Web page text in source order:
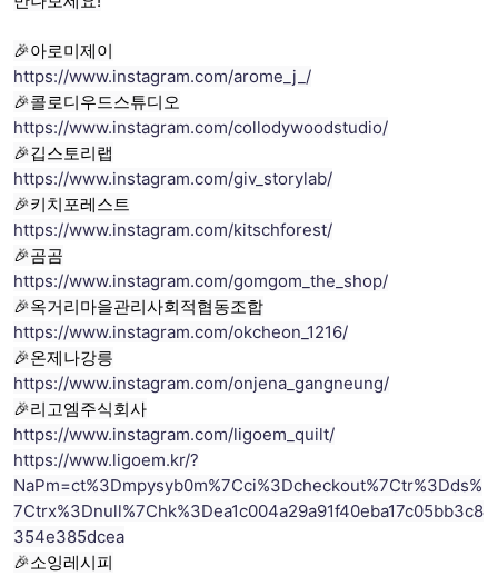
🎉아로미제이
https://www.instagram.com/arome_j_/
🎉콜로디우드스튜디오
https://www.instagram.com/collodywoodstudio/
🎉깁스토리랩
https://www.instagram.com/giv_storylab/
🎉키치포레스트
https://www.instagram.com/kitschforest/
🎉곰곰
https://www.instagram.com/gomgom_the_shop/
🎉옥거리마을관리사회적협동조합
https://www.instagram.com/okcheon_1216/
🎉온제나강릉
https://www.instagram.com/onjena_gangneung/
🎉리고엠주식회사
https://www.instagram.com/ligoem_quilt/
https://www.ligoem.kr/?
NaPm=ct%3Dmpysyb0m%7Cci%3Dcheckout%7Ctr%3Dds%
7Ctrx%3Dnull%7Chk%3Dea1c004a29a91f40eba17c05bb3c8
354e385dcea
🎉소잉레시피